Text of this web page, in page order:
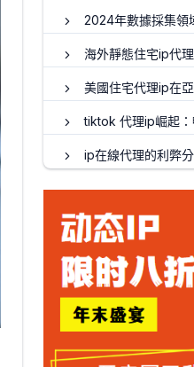
2024年數據採集領
海外靜態住宅ip代
美國住宅代理ip在亞
tiktok 代理ip崛起
ip在線代理的利弊